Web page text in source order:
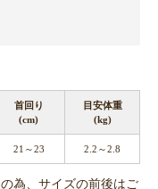
首回り
(cm)
目安体重
(kg)
21～23 2.2～2.8
為、サイズの前後はご